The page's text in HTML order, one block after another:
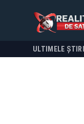
ULTIMELE ȘTIRI